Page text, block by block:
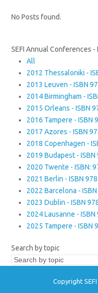
No Posts found.
SEFI Annual Conferences -
All
2012 Thessaloniki -
2013 Leuven - ISBN
2014 Birmingham -
2015 Orleans - ISBN
2016 Tampere - ISBN
2017 Azores - ISBN
2018 Copenhagen -
2019 Budapest -
2020 Twente - ISBN:
2021 Berlin - ISBN
2022 Barcelona -
2023 Dublin - ISBN
2024 Lausanne -
2025 Tampere - ISBN
Search by topic
Copyright